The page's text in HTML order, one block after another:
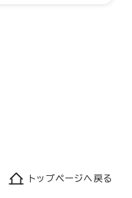
トップページへ戻る